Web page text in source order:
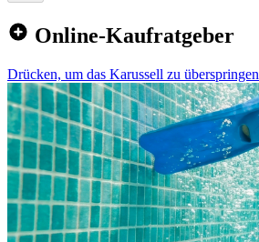
Online-Kaufratgeber
Drücken, um das Karussell zu überspringen